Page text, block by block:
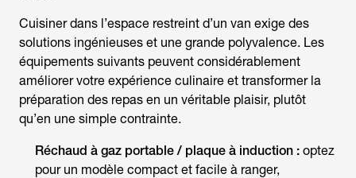
Cuisiner dans l’espace restreint d’un van exige des
solutions ingénieuses et une grande polyvalence. Les
équipements suivants peuvent considérablement
améliorer votre expérience culinaire et transformer la
préparation des repas en un véritable plaisir, plutôt
qu’en une simple contrainte.
Réchaud à gaz portable / plaque à induction : optez
pour un modèle compact et facile à ranger,